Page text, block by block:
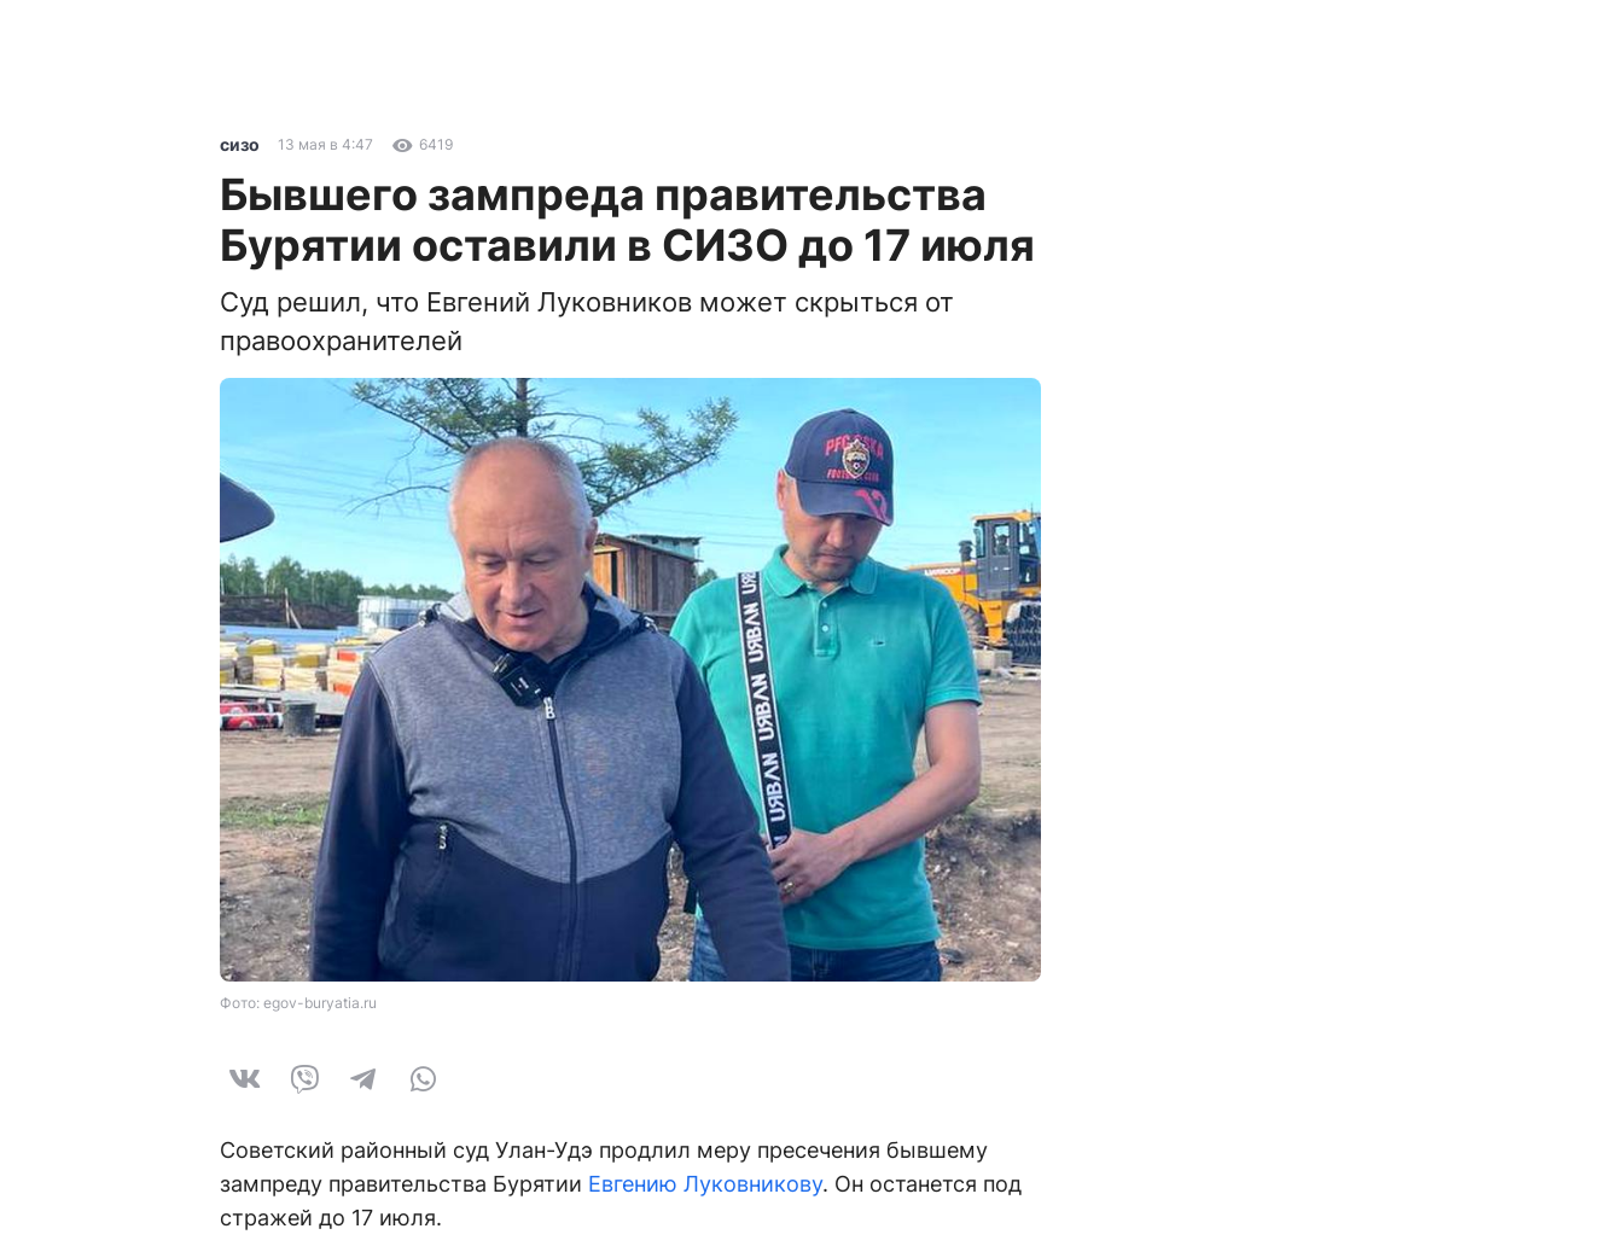
сизо 13 мая в 4:47 6419
Бывшего зампреда правительства
Бурятии оставили в СИЗО до 17 июля
Суд решил, что Евгений Луковников может скрыться от
правоохранителей
Фото: egov-buryatia.ru
Советский районный суд Улан-Удэ продлил меру пресечения бывшему
зампреду правительства Бурятии Евгению Луковникову. Он останется под
стражей до 17 июля.